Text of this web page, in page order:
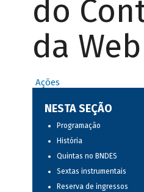
do
da Web
Ações
NESTA SEÇÃO
Programação
História
Quintas no BNDES
Sextas instrumentais
Reserva de ingressos